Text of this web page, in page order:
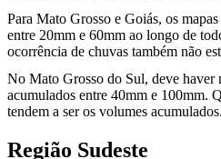
Para Mato Grosso e Goiás, os
entre 20mm e 60mm ao longo de
ocorrência de chuvas também não
No Mato Grosso do Sul, deve haver
acumulados entre 40mm e 100mm.
tendem a ser os volumes acumulados.
Região Sudeste